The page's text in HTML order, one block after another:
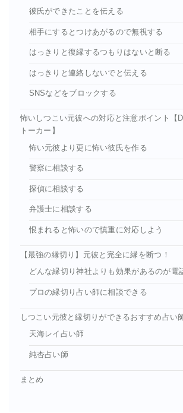
彼氏ができたことを伝える
相手にするとつけあがるので無視する
はっきりと復縁するつもりはないと断る
はっきりと連絡しないでと伝える
SNSなどをブロックする
怖いしつこい元彼への対応と注意ポイント【
トーカー】
怖い元彼より更に怖い彼氏を作る
警察に相談する
探偵に相談する
弁護士に相談する
恨まれると怖いので慎重に対応しよう
【最強の縁切り】元彼と完全に縁を断つ！
どんな縁切り神社よりも効果があるのが電
プロの縁切り占い師に相談できる
しつこい元彼と縁切りができるおすすめ占い
天海レイ占い師
純杏占い師
まとめ